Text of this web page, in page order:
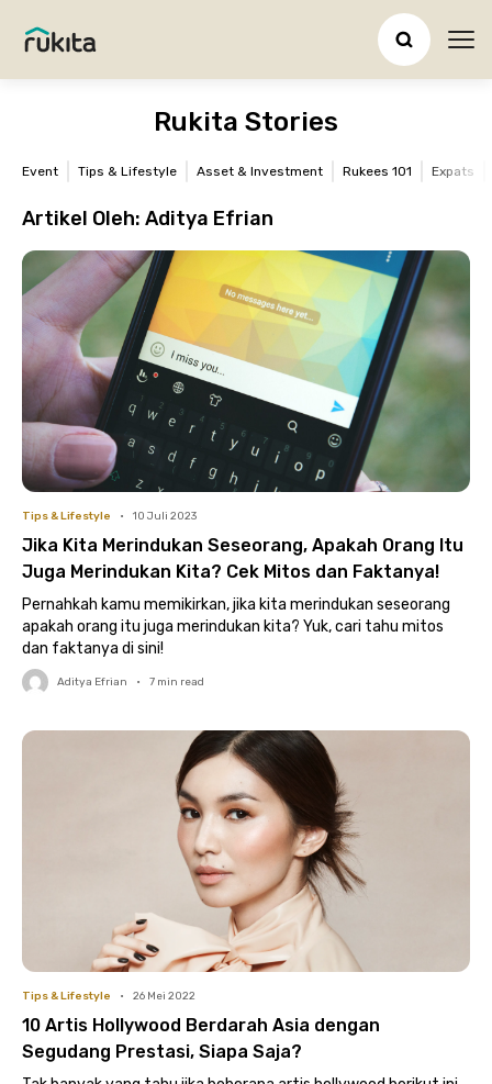
Rukita Stories
Event Tips & Lifestyle Asset & Investment Rukees 101 Expats
Artikel Oleh: Aditya Efrian
Tips & Lifestyle • 10 Juli 2023
Jika Kita Merindukan Seseorang, Apakah Orang Itu
Juga Merindukan Kita? Cek Mitos dan Faktanya!
Pernahkah kamu memikirkan, jika kita merindukan seseorang
apakah orang itu juga merindukan kita? Yuk, cari tahu mitos
dan faktanya di sini!
Aditya Efrian • 7 min read
Tips & Lifestyle • 26 Mei 2022
10 Artis Hollywood Berdarah Asia dengan
Segudang Prestasi, Siapa Saja?